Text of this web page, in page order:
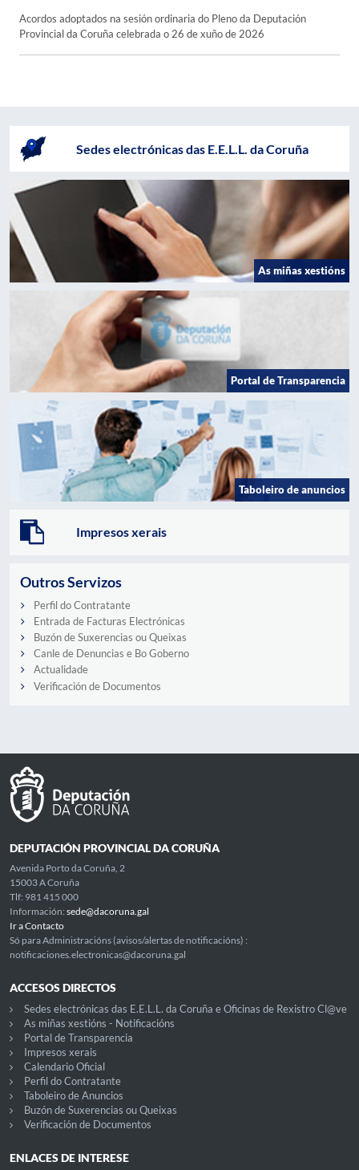
Acordos adoptados na sesión ordinaria do Pleno da Deputación
Provincial da Coruña celebrada o 26 de xuño de 2026
Sedes electrónicas das E.E.L.L. da Coruña
As miñas xestións
Portal de Transparencia
Taboleiro de anuncios
Impresos xerais
Outros Servizos
Perfil do Contratante
Entrada de Facturas Electrónicas
Buzón de Suxerencias ou Queixas
Canle de Denuncias e Bo Goberno
Actualidade
Verificación de Documentos
DEPUTACIÓN PROVINCIAL DA CORUÑA
Avenida Porto da Coruña, 2
15003 A Coruña
Tlf: 981 415 000
Información: sede@dacoruna.gal
Ir a Contacto
Só para Administracións (avisos/alertas de notificacións) :
notificaciones.electronicas@dacoruna.gal
ACCESOS DIRECTOS
Sedes electrónicas das E.E.L.L. da Coruña e Oficinas de Rexistro Cl@ve
As miñas xestións - Notificacións
Portal de Transparencia
Impresos xerais
Calendario Oficial
Perfil do Contratante
Taboleiro de Anuncios
Buzón de Suxerencias ou Queixas
Verificación de Documentos
ENLACES DE INTERESE